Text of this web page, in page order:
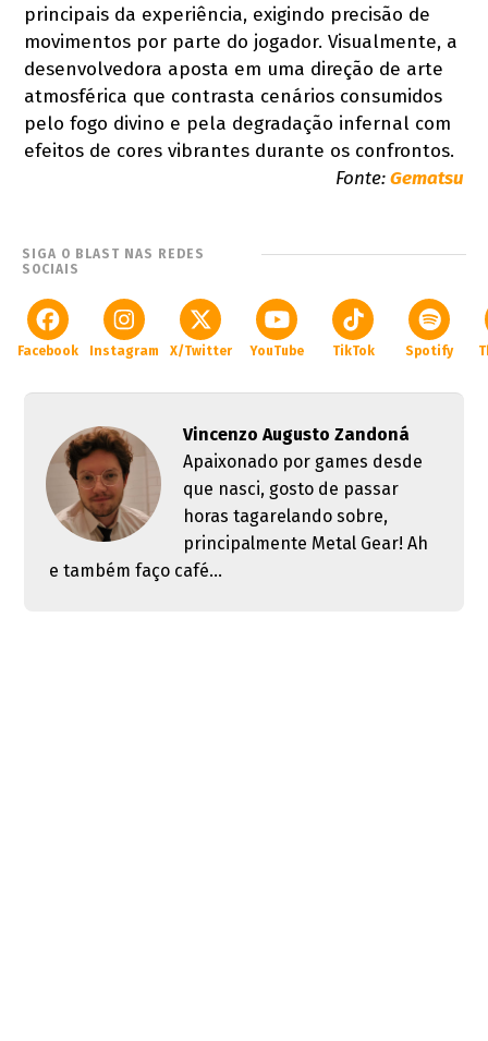
principais da experiência, exigindo precisão de
movimentos por parte do jogador. Visualmente, a
desenvolvedora aposta em uma direção de arte
atmosférica que contrasta cenários consumidos
pelo fogo divino e pela degradação infernal com
efeitos de cores vibrantes durante os confrontos.
Fonte:Gematsu
SIGA O BLAST NAS REDES
SOCIAIS
Facebook Instagram X/Twitter YouTube TikTok Spotify
Vincenzo Augusto Zandoná
Apaixonado por games desde
que nasci, gosto de passar
horas tagarelando sobre,
principalmente Metal Gear! Ah
e também faço café...